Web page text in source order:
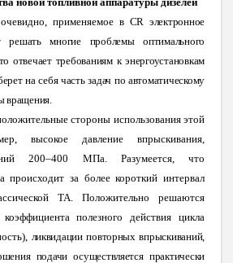
применяемоев CR электронное
решать многие проблемы оптимального
отвечает требованиям к энергоустановкам
на себя часть задач по автоматическому
вращения.
стороны использования этой
высокое давление впрыскивания,
200–400 МПа. Разумеется, что
происходит за более короткий интервал
ТА. Положительно решаются
полезного действия цикла
ликвидации повторных впрыскиваний,
подачи осуществляется практически